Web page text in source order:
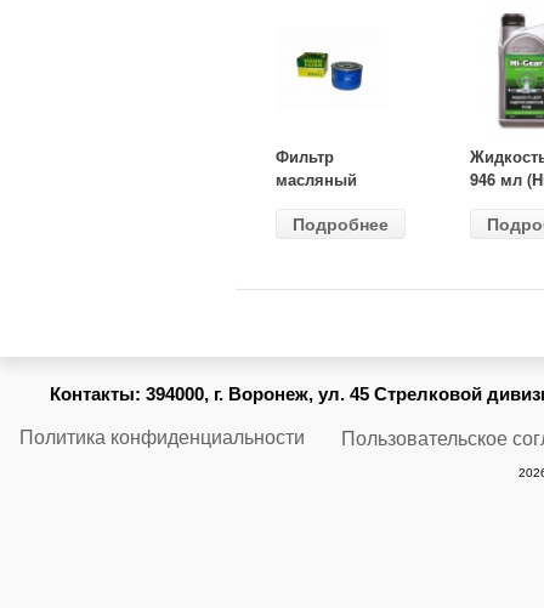
Фильтр
масляный
(MANN) W
Подробнее
946 мл
Контакты: 394000, г. Воронеж, ул. 45 Стрелковой
Политика конфиденциальности Пользовательское